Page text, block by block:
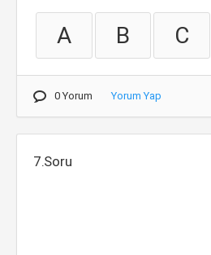
A B C
0 Yorum Yorum Yap
7.Soru